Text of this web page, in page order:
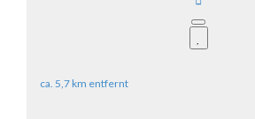
ca. 5,7 km entfernt